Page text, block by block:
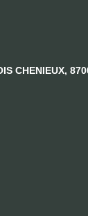
CHENIEUX,